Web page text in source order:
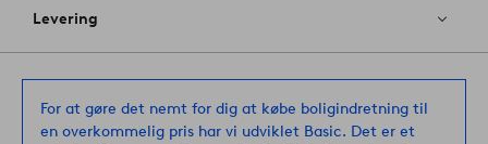
Levering
For at gøre det nemt for dig at købe boligindretning til
en overkommelig pris har vi udviklet Basic. Det er et